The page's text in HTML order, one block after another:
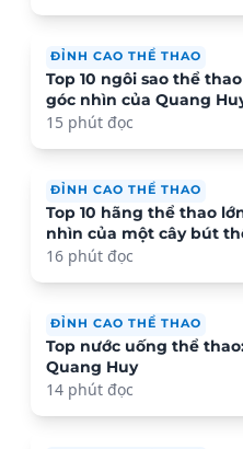
ĐỈNH CAO THỂ THAO
Top 10 ngôi sao thể
góc nhìn của Quang
15 phút đọc
ĐỈNH CAO THỂ THAO
Top 10 hãng thể thao
nhìn của một cây bút
16 phút đọc
ĐỈNH CAO THỂ THAO
Top nước uống thể
Quang Huy
14 phút đọc